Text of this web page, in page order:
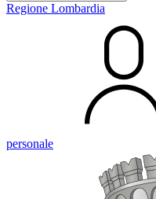
Regione Lombardia
personale